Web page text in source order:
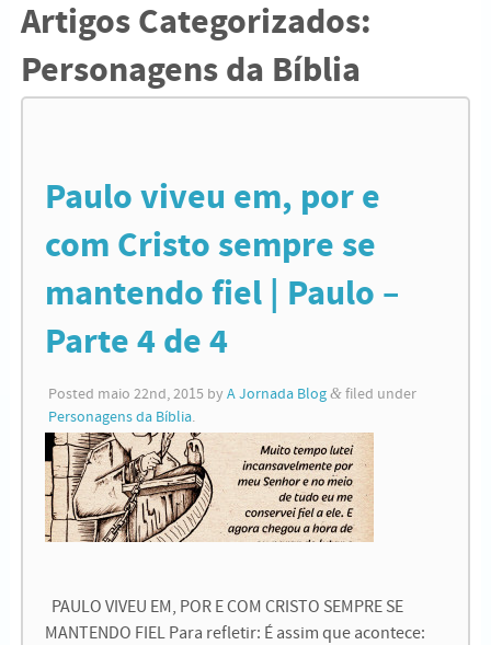
Artigos Categorizados:
Personagens da Bíblia
Paulo viveu em, por e
com Cristo sempre se
mantendo fiel | Paulo –
Parte 4 de 4
Posted maio 22nd, 2015 by A Jornada Blog &filed under
Personagens da Bíblia.
PAULO VIVEU EM, POR E COM CRISTO SEMPRE SE
MANTENDO FIEL Para refletir: É assim que acontece: